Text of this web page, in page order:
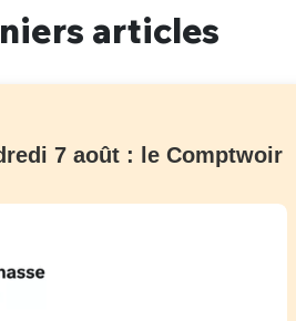
articles
7 août : le Comptwoir